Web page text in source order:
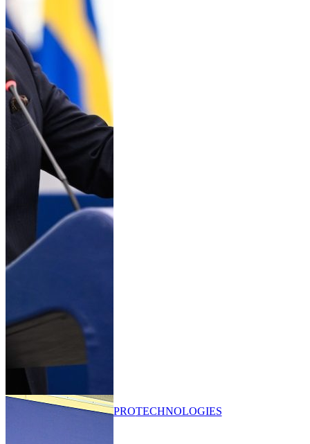
PROTECHNOLOGIES